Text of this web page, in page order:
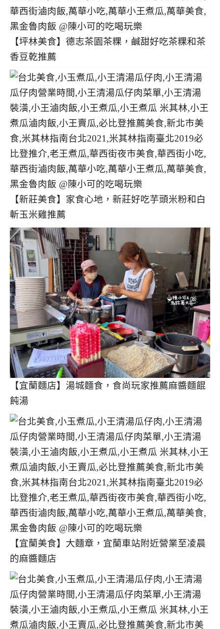
【坪林美食】德志茶園茶粿，鹹甜好吃茶粿和茶
香豆乾推薦
【新莊美食】家食心地，新莊好吃芋頭米粉和白
斬玉米雞推薦
【宜蘭麵店】湯城麵食，食尚玩家推薦麻醬麵餛
飩湯
【宜蘭美食】大麵章，宜蘭車站附近營業至凌晨
的麻醬麵店